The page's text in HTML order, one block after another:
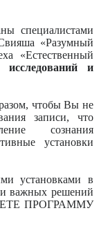
специалистами
«Разумный
«Естественный
исследований и
чтобы Вы не
записи, что
сознания
установки
установками в
важных решений
ПРОГРАММУ